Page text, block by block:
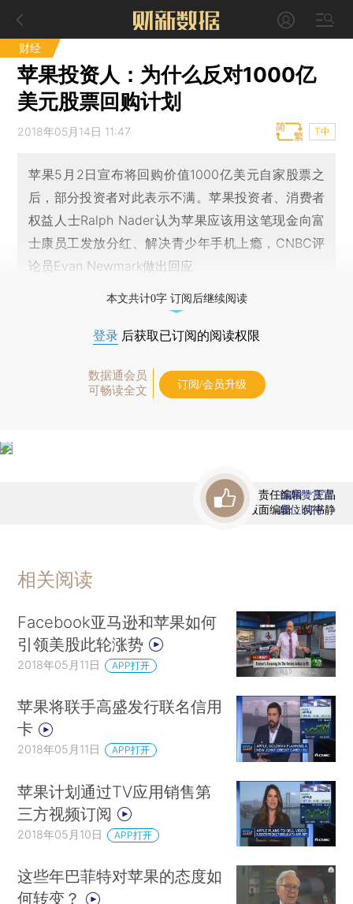
财经
苹果投资人：为什么反对1000亿
美元股票回购计划
2018年05月14日 11:47 T中
苹果5月2日宣布将回购价值1000亿美元自家股票之
后，部分投资者对此表示不满。苹果投资者、消费者
权益人士Ralph Nader认为苹果应该用这笔现金向富
士康员工发放分红、解决青少年手机上瘾，CNBC评
论员Evan Newmark做出回应
本文共计0字 订阅后继续阅读
登录 后获取已订阅的阅读权限
数据通会员
可畅读全文
订阅/会员升级
责任编辑：王晶
版面编辑：何书静
首席赞赏官
虚位以待
相关阅读
Facebook亚马逊和苹果如何
引领美股此轮涨势
2018年05月11日 APP打开
苹果将联手高盛发行联名信用
卡
2018年05月11日 APP打开
苹果计划通过TV应用销售第
三方视频订阅
2018年05月10日 APP打开
这些年巴菲特对苹果的态度如
何转变？